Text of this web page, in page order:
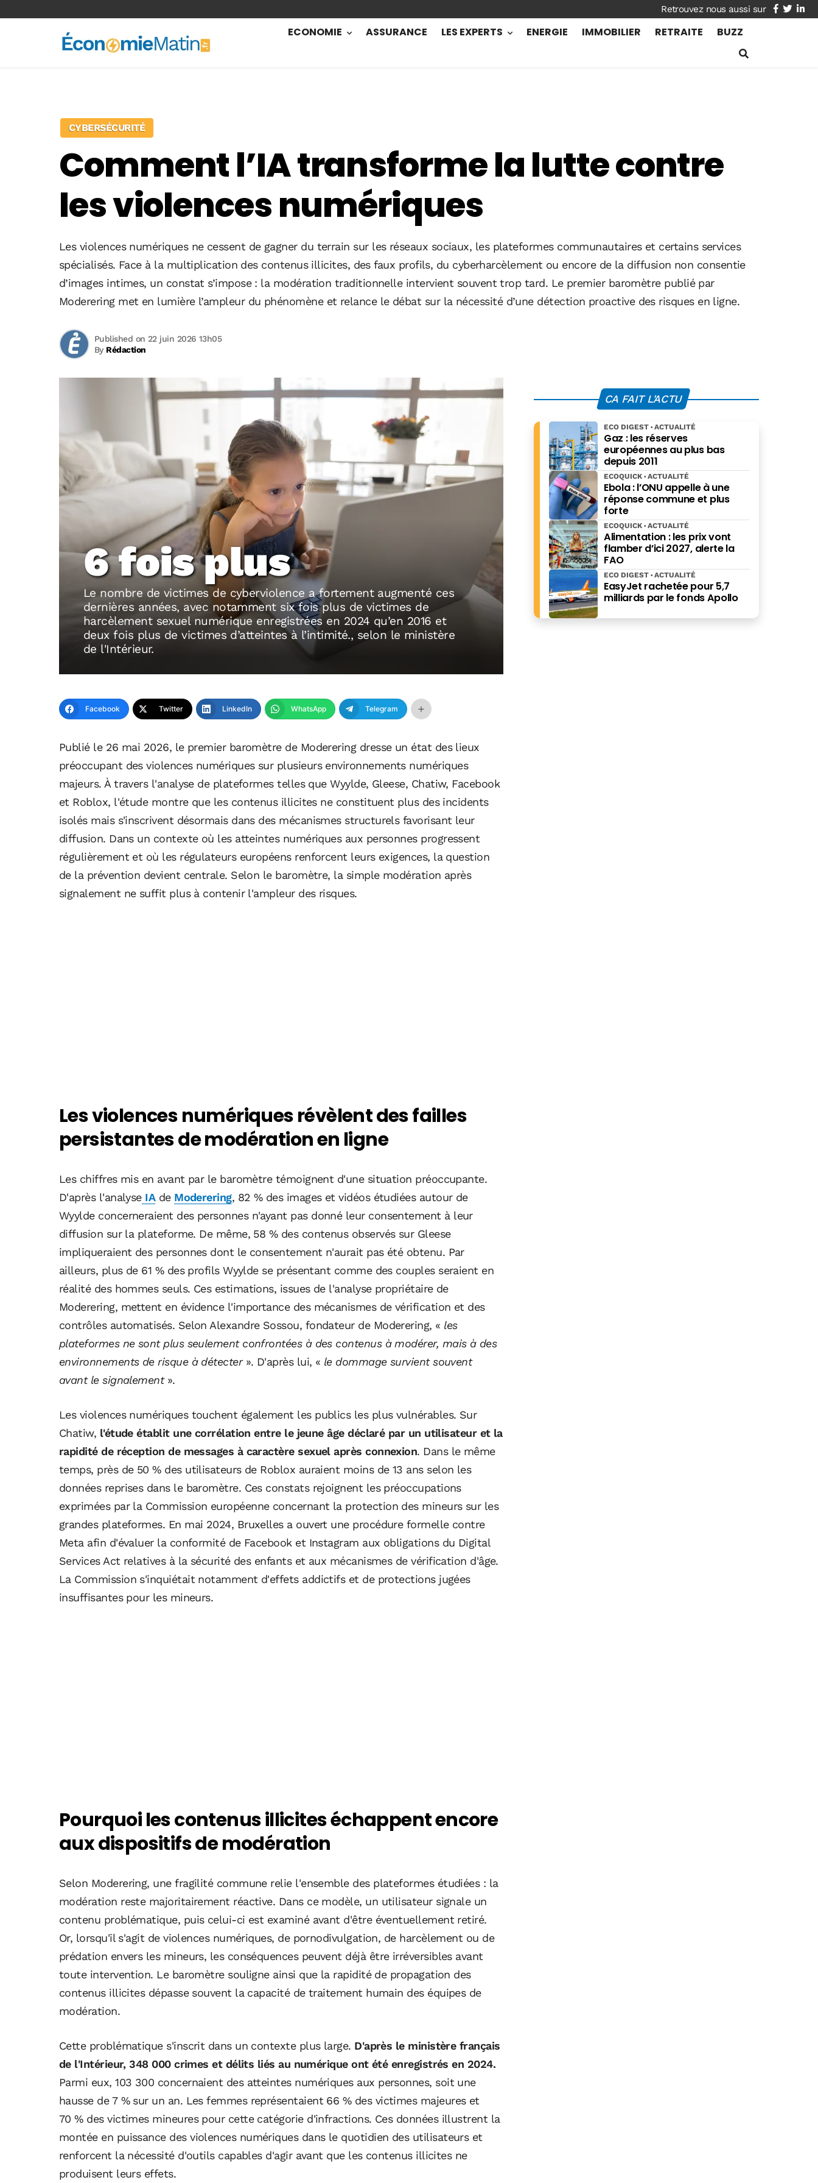
facebook
twitter
ECONOMIE ASSURANCE LES EXPERTS ENERGIE IMMOBILIER RETRAITE BUZZ
CYBERSÉCURITÉ
Comment l’IA transforme la lutte contre
les violences numériques
Les violences numériques ne cessent de gagner du terrain sur les réseaux sociaux, les plateformes communautaires et certains services
spécialisés. Face à la multiplication des contenus illicites, des faux profils, du cyberharcèlement ou encore de la diffusion non consentie
d’images intimes, un constat s’impose : la modération traditionnelle intervient souvent trop tard. Le premier baromètre publié par
Moderering met en lumière l’ampleur du phénomène et relance le débat sur la nécessité d’une détection proactive des risques en ligne.
By Rédaction
Published on 22 juin 2026 13h05
6 fois plus
Le nombre de victimes de cyberviolence a fortement augmenté ces
dernières années, avec notamment six fois plus de victimes de
harcèlement sexuel numérique enregistrées en 2024 qu’en 2016 et
deux fois plus de victimes d’atteintes à l’intimité., selon le ministère
de l'Intérieur.
Facebook Twitter LinkedIn WhatsApp Telegram
Publié le 26 mai 2026, le premier baromètre de Moderering dresse un état des lieux
préoccupant des violences numériques sur plusieurs environnements numériques
majeurs. À travers l'analyse de plateformes telles que Wyylde, Gleese, Chatiw, Facebook
et Roblox, l'étude montre que les contenus illicites ne constituent plus des incidents
isolés mais s'inscrivent désormais dans des mécanismes structurels favorisant leur
diffusion. Dans un contexte où les atteintes numériques aux personnes progressent
régulièrement et où les régulateurs européens renforcent leurs exigences, la question
de la prévention devient centrale. Selon le baromètre, la simple modération après
signalement ne suffit plus à contenir l'ampleur des risques.
Les violences numériques révèlent des failles
persistantes de modération en ligne
Les chiffres mis en avant par le baromètre témoignent d'une situation préoccupante.
D'après l'analyseIAde Moderering, 82 % des images et vidéos étudiées autour de
Wyylde concerneraient des personnes n'ayant pas donné leur consentement à leur
diffusion sur la plateforme. De même, 58 % des contenus observés sur Gleese
impliqueraient des personnes dont le consentement n'aurait pas été obtenu. Par
ailleurs, plus de 61 % des profils Wyylde se présentant comme des couples seraient en
réalité des hommes seuls. Ces estimations, issues de l'analyse propriétaire de
Moderering, mettent en évidence l'importance des mécanismes de vérification et des
contrôles automatisés. Selon Alexandre Sossou, fondateur de Moderering, « les
plateformes ne sont plus seulement confrontées à des contenus à modérer, mais à des
environnements de risque à détecter». D'après lui, « le dommage survient souvent
avant le signalement».
Les violences numériques touchent également les publics les plus vulnérables. Sur
Chatiw, l'étude établit une corrélation entre le jeune âge déclaré par un utilisateur et la
rapidité de réception de messages à caractère sexuel après connexion. Dans le même
temps, près de 50 % des utilisateurs de Roblox auraient moins de 13 ans selon les
données reprises dans le baromètre. Ces constats rejoignent les préoccupations
exprimées par la Commission européenne concernant la protection des mineurs sur les
grandes plateformes. En mai 2024, Bruxelles a ouvert une procédure formelle contre
Meta afin d'évaluer la conformité de Facebook et Instagram aux obligations du Digital
Services Act relatives à la sécurité des enfants et aux mécanismes de vérification d'âge.
La Commission s'inquiétait notamment d'effets addictifs et de protections jugées
insuffisantes pour les mineurs.
Pourquoi les contenus illicites échappent encore
aux dispositifs de modération
Selon Moderering, une fragilité commune relie l'ensemble des plateformes étudiées : la
modération reste majoritairement réactive. Dans ce modèle, un utilisateur signale un
contenu problématique, puis celui-ci est examiné avant d'être éventuellement retiré.
Or, lorsqu'il s'agit de violences numériques, de pornodivulgation, de harcèlement ou de
prédation envers les mineurs, les conséquences peuvent déjà être irréversibles avant
toute intervention. Le baromètre souligne ainsi que la rapidité de propagation des
contenus illicites dépasse souvent la capacité de traitement humain des équipes de
modération.
Cette problématique s'inscrit dans un contexte plus large. D'après le ministère français
de l'Intérieur, 348 000 crimes et délits liés au numérique ont été enregistrés en 2024.
Parmi eux, 103 300 concernaient des atteintes numériques aux personnes, soit une
hausse de 7 % sur un an. Les femmes représentaient 66 % des victimes majeures et
70 % des victimes mineures pour cette catégorie d'infractions. Ces données illustrent la
montée en puissance des violences numériques dans le quotidien des utilisateurs et
renforcent la nécessité d'outils capables d'agir avant que les contenus illicites ne
produisent leurs effets.
CA FAIT L'ACTU
Gaz : les réserves
européennes au plus bas
depuis 2011
ECO DIGEST ACTUALITÉ
Ebola : l’ONU appelle à une
réponse commune et plus
forte
ECOQUICK ACTUALITÉ
Alimentation : les prix vont
flamber d’ici 2027, alerte la
FAO
ECOQUICK ACTUALITÉ
EasyJet rachetée pour 5,7
milliards par le fonds Apollo
ECO DIGEST ACTUALITÉ